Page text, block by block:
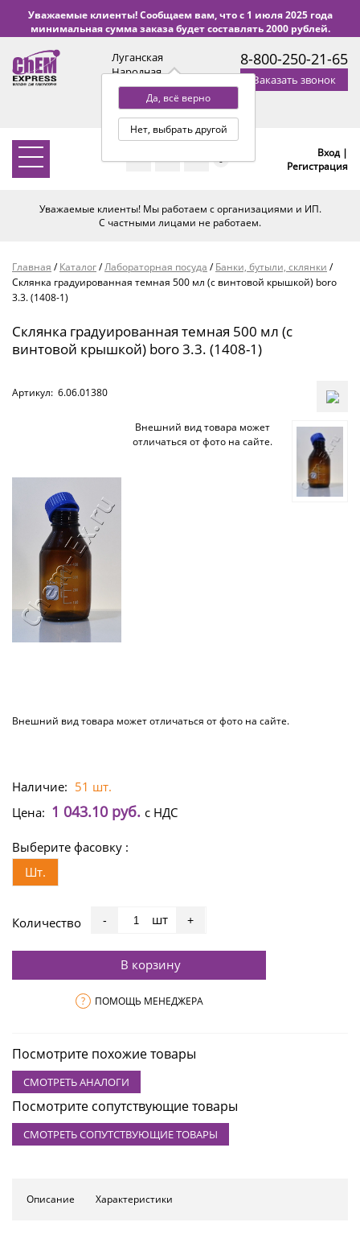
Уважаемые клиенты! Сообщаем вам, что с 1 июля 2025 года
минимальная сумма заказа будет составлять 2000 рублей.
Луганская
Народная
Республика
Да, всё верно
Нет, выбрать другой
с 9:00 до 18:00 по Уфе
(+2 МСК)
8-800-250-21-65
Заказать звонок
0
Вход |
Регистрация
Уважаемые клиенты! Мы работаем с организациями и ИП.
С частными лицами не работаем.
Главная /Каталог/Лабораторная посуда /Банки, бутыли, склянки /
Склянка градуированная темная 500 мл (с винтовой крышкой) boro
3.3. (1408-1)
Склянка градуированная темная 500 мл (с
винтовой крышкой) boro 3.3. (1408-1)
Артикул: 6.06.01380
Внешний вид товара может
отличаться от фото на сайте.
Внешний вид товара может отличаться от фото на сайте.
Наличие: 51 шт.
Цена: 1 043.10 руб. с НДС
Выберите фасовку :
Шт.
Количество - шт +
В корзину
? ПОМОЩЬ МЕНЕДЖЕРА
Посмотрите похожие товары
СМОТРЕТЬ АНАЛОГИ
Посмотрите сопутствующие товары
СМОТРЕТЬ СОПУТСТВУЮЩИЕ ТОВАРЫ
Описание Характеристики